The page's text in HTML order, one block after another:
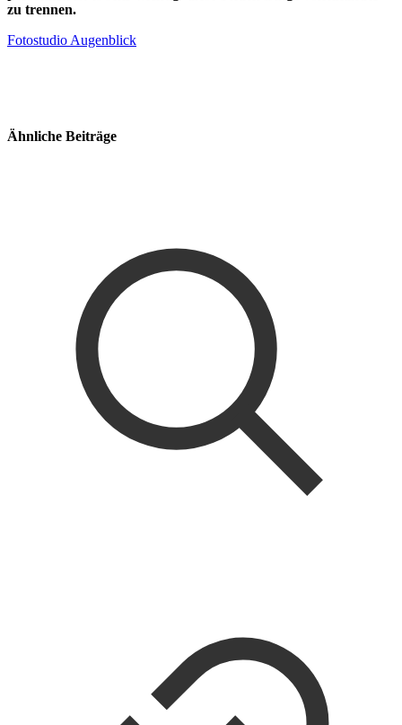
zu trennen.
Fotostudio Augenblick
Ähnliche Beiträge